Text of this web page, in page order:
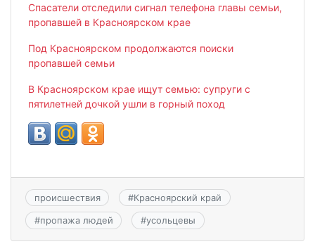
Спасатели отследили сигнал телефона главы семьи,
пропавшей в Красноярском крае
Под Красноярском продолжаются поиски
пропавшей семьи
В Красноярском крае ищут семью: супруги с
пятилетней дочкой ушли в горный поход
происшествия #Красноярский край
#пропажа людей #усольцевы